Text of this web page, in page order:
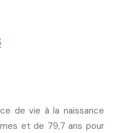
de vie à la naissance
et de 79,7 ans pour